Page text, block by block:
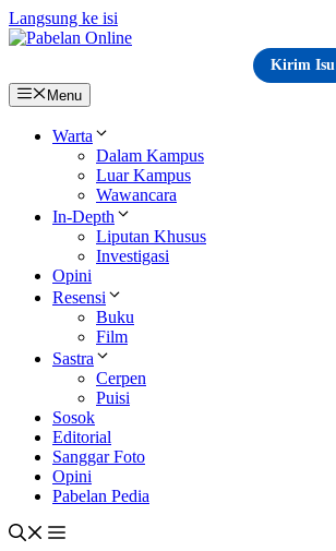
Langsung ke isi
Kirim Isu
Menu
Warta
Dalam Kampus
Luar Kampus
Wawancara
In-Depth
Liputan Khusus
Investigasi
Opini
Resensi
Buku
Film
Sastra
Cerpen
Puisi
Sosok
Editorial
Sanggar Foto
Opini
Pabelan Pedia